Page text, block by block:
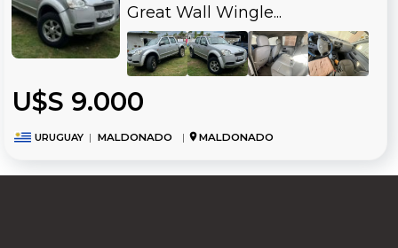
Great Wall Wingle...
U$S 9.000
URUGUAY | MALDONADO | MALDONADO